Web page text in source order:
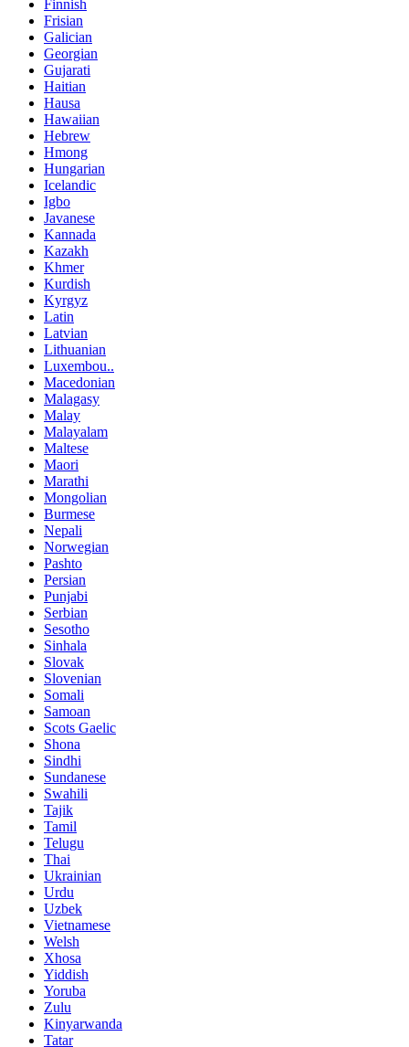
Finnish
Frisian
Galician
Georgian
Gujarati
Haitian
Hausa
Hawaiian
Hebrew
Hmong
Hungarian
Icelandic
Igbo
Javanese
Kannada
Kazakh
Khmer
Kurdish
Kyrgyz
Latin
Latvian
Lithuanian
Luxembou..
Macedonian
Malagasy
Malay
Malayalam
Maltese
Maori
Marathi
Mongolian
Burmese
Nepali
Norwegian
Pashto
Persian
Punjabi
Serbian
Sesotho
Sinhala
Slovak
Slovenian
Somali
Samoan
Scots Gaelic
Shona
Sindhi
Sundanese
Swahili
Tajik
Tamil
Telugu
Thai
Ukrainian
Urdu
Uzbek
Vietnamese
Welsh
Xhosa
Yiddish
Yoruba
Zulu
Kinyarwanda
Tatar